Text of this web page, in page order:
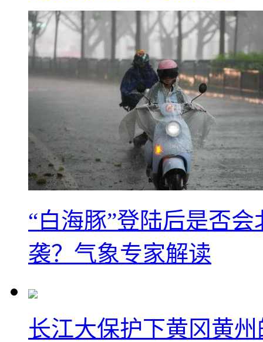
“白海豚”登陆后是否
袭？气象专家解读
长江大保护下黄冈黄